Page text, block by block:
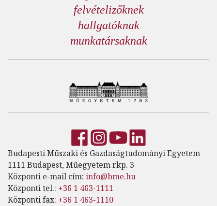
felvételizőknek
hallgatóknak
munkatársaknak
Budapesti Műszaki és Gazdaságtudományi Egyetem
1111 Budapest, Műegyetem rkp. 3
Központi e-mail cím: info@bme.hu
Központi tel.: +36 1 463-1111
Központi fax: +36 1 463-1110